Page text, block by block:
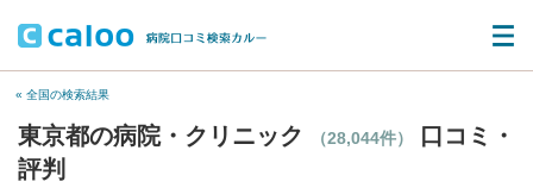
« 全国の検索結果
東京都の病院・クリニック （28,044件）
口コミ・
評判